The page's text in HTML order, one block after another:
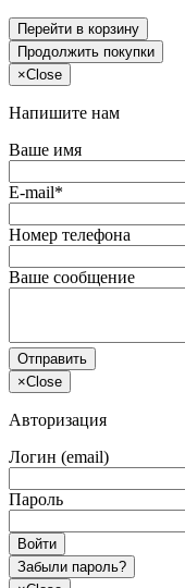
Перейти в корзину
Продолжить покупки
×Close
Напишите нам
Ваше имя
E-mail*
Номер телефона
Ваше сообщение
Отправить
×Close
Авторизация
Логин (email)
Пароль
Войти
Забыли пароль?